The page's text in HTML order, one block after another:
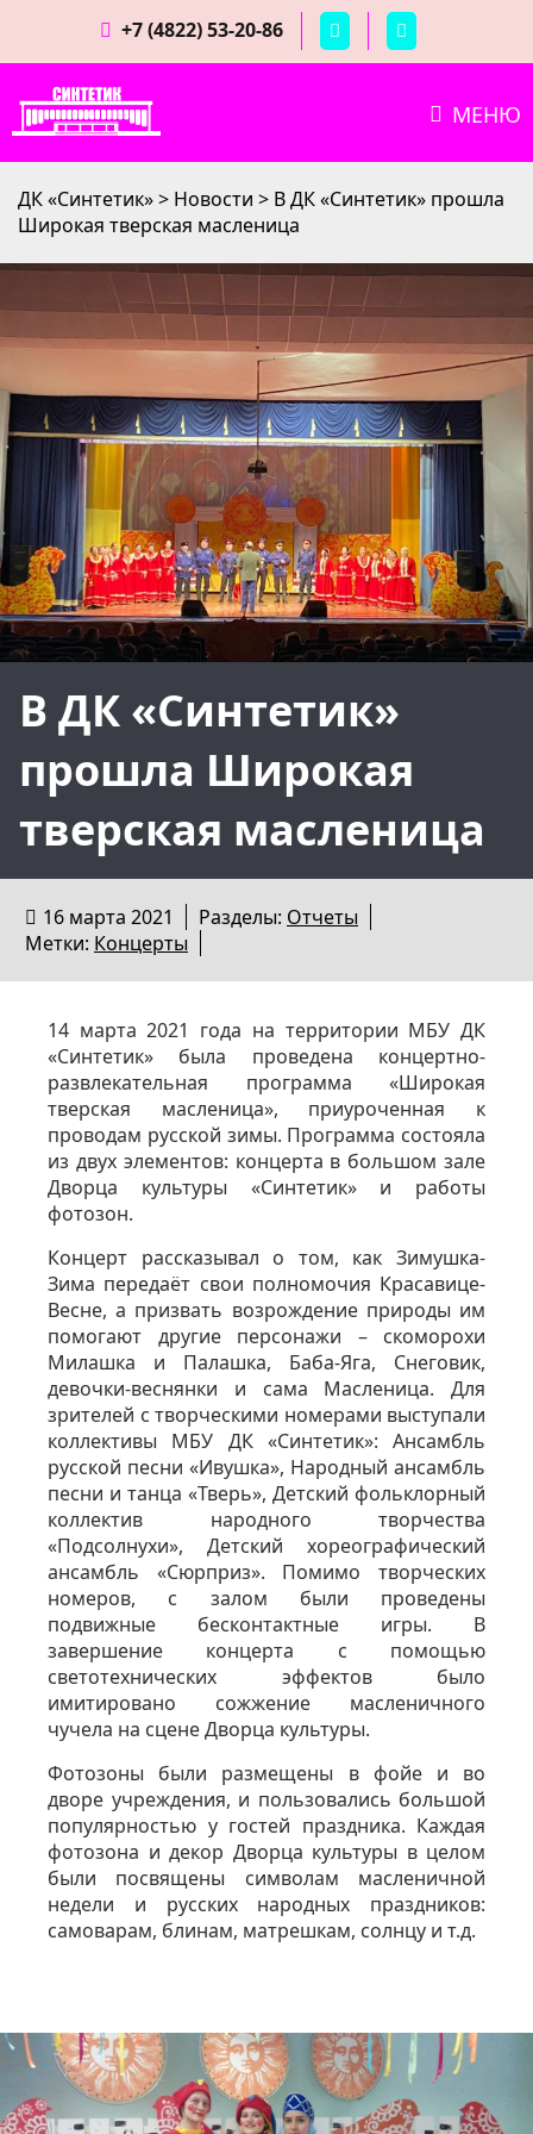
+7 (4822) 53-20-86
МЕНЮ
ДК «Синтетик»> Новости > В ДК «Синтетик» прошла
Широкая тверская масленица
В ДК «Синтетик»
прошла Широкая
тверская масленица
16 марта 2021 Разделы: Отчеты
Метки: Концерты
14 марта 2021 года на территории МБУ ДК
«Синтетик» была проведена концертно-
развлекательная программа «Широкая
тверская масленица», приуроченная к
проводам русской зимы. Программа состояла
из двух элементов: концерта в большом зале
Дворца культуры «Синтетик» и работы
фотозон.
Концерт рассказывал о том, как Зимушка-
Зима передаёт свои полномочия Красавице-
Весне, а призвать возрождение природы им
помогают другие персонажи – скоморохи
Милашка и Палашка, Баба-Яга, Снеговик,
девочки-веснянки и сама Масленица. Для
зрителей с творческими номерами выступали
коллективы МБУ ДК «Синтетик»: Ансамбль
русской песни «Ивушка», Народный ансамбль
песни и танца «Тверь», Детский фольклорный
коллектив народного творчества
«Подсолнухи», Детский хореографический
ансамбль «Сюрприз». Помимо творческих
номеров, с залом были проведены
подвижные бесконтактные игры. В
завершение концерта с помощью
светотехнических эффектов было
имитировано сожжение масленичного
чучела на сцене Дворца культуры.
Фотозоны были размещены в фойе и во
дворе учреждения, и пользовались большой
популярностью у гостей праздника. Каждая
фотозона и декор Дворца культуры в целом
были посвящены символам масленичной
недели и русских народных праздников:
самоварам, блинам, матрешкам, солнцу и т.д.